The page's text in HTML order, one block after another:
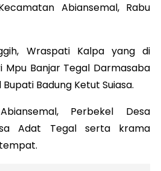
Abiansemal, Rabu
Wraspati Kalpa yang di
Mpu Banjar Tegal Darmasaba
Badung Ketut Suiasa.
Perbekel Desa
Adat Tegal serta krama